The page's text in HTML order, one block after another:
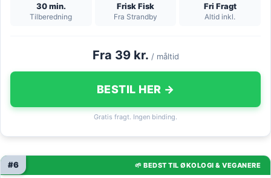
30 min.
Tilberedning
Frisk Fisk
Fra Strandby
Fri Fragt
Altid inkl.
Fra 39 kr. / måltid
BESTIL HER →
Gratis fragt. Ingen binding.
🌱 BEDST TIL ØKOLOGI & VEGANERE
#6